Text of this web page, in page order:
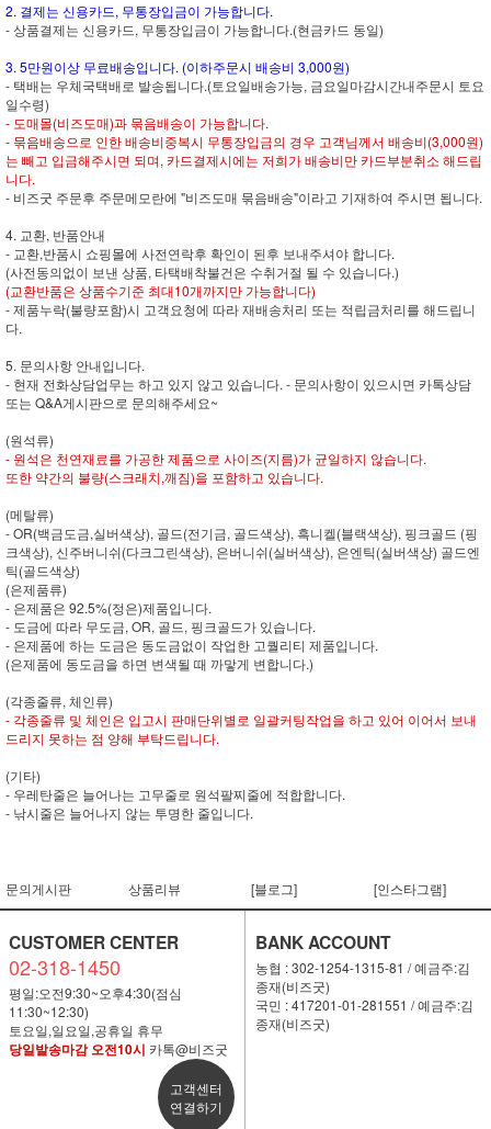
2. 결제는 신용카드, 무통장입금이 가능합니다.
- 상품결제는 신용카드, 무통장입금이 가능합니다.(현금카드 동일)
3. 5만원이상 무료배송입니다. (이하주문시 배송비 3,000원)
- 택배는 우체국택배로 발송됩니다.(토요일배송가능, 금요일마감시간내주문시 토요
일수령)
- 도매몰(비즈도매)과 묶음배송이 가능합니다.
- 묶음배송으로 인한 배송비중복시 무통장입금의 경우 고객님께서 배송비(3,000원)
는 빼고 입금해주시면 되며, 카드결제시에는 저희가 배송비만 카드부분취소 해드립
니다.
- 비즈굿 주문후 주문메모란에 "비즈도매 묶음배송"이라고 기재하여 주시면 됩니다.
4. 교환, 반품안내
- 교환,반품시 쇼핑몰에 사전연락후 확인이 된후 보내주셔야 합니다.
(사전동의없이 보낸 상품, 타택배착불건은 수취거절 될 수 있습니다.)
(교환반품은 상품수기준 최대10개까지만 가능합니다)
- 제품누락(불량포함)시 고객요청에 따라 재배송처리 또는 적립금처리를 해드립니
다.
5. 문의사항 안내입니다.
- 현재 전화상담업무는 하고 있지 않고 있습니다. - 문의사항이 있으시면 카톡상담
또는 Q&A게시판으로 문의해주세요~
(원석류)
- 원석은 천연재료를 가공한 제품으로 사이즈(지름)가 균일하지 않습니다.
또한 약간의 불량(스크래치,깨짐)을 포함하고 있습니다.
(메탈류)
- OR(백금도금,실버색상), 골드(전기금, 골드색상), 흑니켈(블랙색상), 핑크골드 (핑
크색상), 신주버니쉬(다크그린색상), 은버니쉬(실버색상), 은엔틱(실버색상) 골드엔
틱(골드색상)
(은제품류)
- 은제품은 92.5%(정은)제품입니다.
- 도금에 따라 무도금, OR, 골드, 핑크골드가 있습니다.
- 은제품에 하는 도금은 동도금없이 작업한 고퀄리티 제품입니다.
(은제품에 동도금을 하면 변색될 때 까맣게 변합니다.)
(각종줄류, 체인류)
- 각종줄류 및 체인은 입고시 판매단위별로 일괄커팅작업을 하고 있어 이어서 보내
드리지 못하는 점 양해 부탁드립니다.
(기타)
- 우레탄줄은 늘어나는 고무줄로 원석팔찌줄에 적합합니다.
- 낚시줄은 늘어나지 않는 투명한 줄입니다.
문의게시판 상품리뷰 [블로그] [인스타그램]
CUSTOMER CENTER
02-318-1450
평일:오전9:30~오후4:30(점심
11:30~12:30)
토요일,일요일,공휴일 휴무
당일발송마감 오전10시 카톡@비즈굿
고객센터
연결하기
BANK ACCOUNT
농협 : 302-1254-1315-81 / 예금주:김
종재(비즈굿)
국민 : 417201-01-281551 / 예금주:김
종재(비즈굿)